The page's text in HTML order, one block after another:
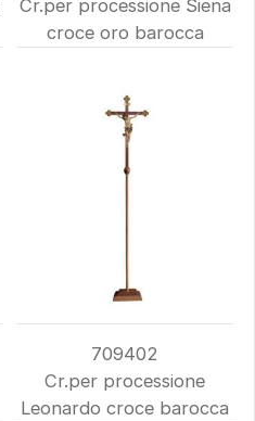
Cr.per processione Siena
croce oro barocca
709402
Cr.per processione
Leonardo croce barocca